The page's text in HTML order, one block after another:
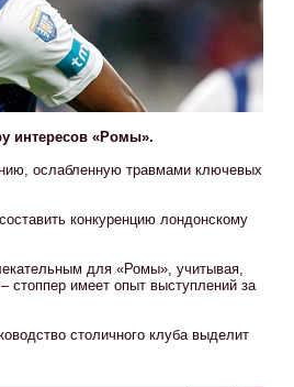
интересов «Ромы».
ослабленную травмами ключевых
конкуренцию лондонскому
для «Ромы», учитывая,
имеет опыт выступлений за
столичного клуба выделит